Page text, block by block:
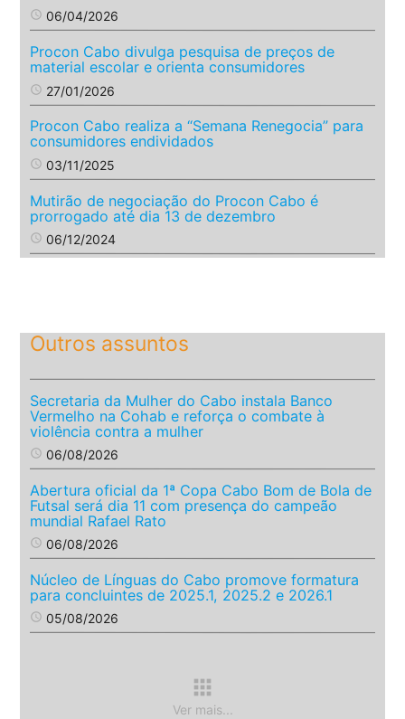
access_time 06/04/2026
Procon Cabo divulga pesquisa de preços de
material escolar e orienta consumidores
access_time 27/01/2026
Procon Cabo realiza a “Semana Renegocia” para
consumidores endividados
access_time 03/11/2025
Mutirão de negociação do Procon Cabo é
prorrogado até dia 13 de dezembro
access_time 06/12/2024
Outros assuntos
Secretaria da Mulher do Cabo instala Banco
Vermelho na Cohab e reforça o combate à
violência contra a mulher
access_time 06/08/2026
Abertura oficial da 1ª Copa Cabo Bom de Bola de
Futsal será dia 11 com presença do campeão
mundial Rafael Rato
access_time 06/08/2026
Núcleo de Línguas do Cabo promove formatura
para concluintes de 2025.1, 2025.2 e 2026.1
access_time 05/08/2026
apps
Ver mais...